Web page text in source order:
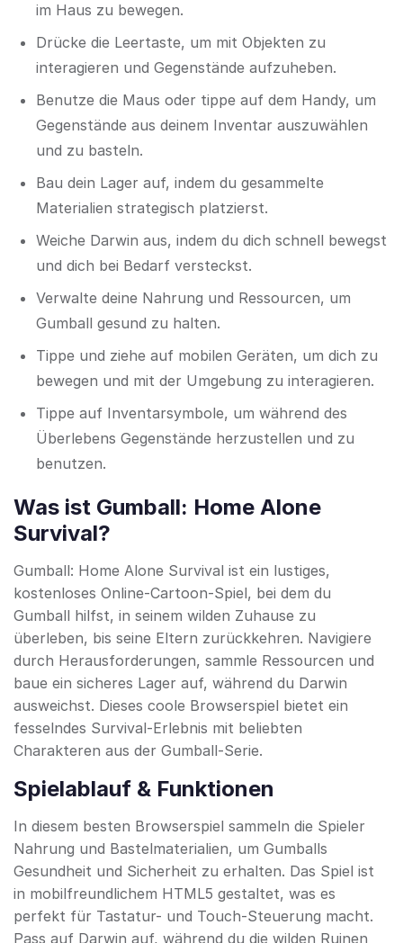
im Haus zu bewegen.
Drücke die Leertaste, um mit Objekten zu
interagieren und Gegenstände aufzuheben.
Benutze die Maus oder tippe auf dem Handy, um
Gegenstände aus deinem Inventar auszuwählen
und zu basteln.
Bau dein Lager auf, indem du gesammelte
Materialien strategisch platzierst.
Weiche Darwin aus, indem du dich schnell bewegst
und dich bei Bedarf versteckst.
Verwalte deine Nahrung und Ressourcen, um
Gumball gesund zu halten.
Tippe und ziehe auf mobilen Geräten, um dich zu
bewegen und mit der Umgebung zu interagieren.
Tippe auf Inventarsymbole, um während des
Überlebens Gegenstände herzustellen und zu
benutzen.
Was ist Gumball: Home Alone
Survival?
Gumball: Home Alone Survival ist ein lustiges,
kostenloses Online-Cartoon-Spiel, bei dem du
Gumball hilfst, in seinem wilden Zuhause zu
überleben, bis seine Eltern zurückkehren. Navigiere
durch Herausforderungen, sammle Ressourcen und
baue ein sicheres Lager auf, während du Darwin
ausweichst. Dieses coole Browserspiel bietet ein
fesselndes Survival-Erlebnis mit beliebten
Charakteren aus der Gumball-Serie.
Spielablauf & Funktionen
In diesem besten Browserspiel sammeln die Spieler
Nahrung und Bastelmaterialien, um Gumballs
Gesundheit und Sicherheit zu erhalten. Das Spiel ist
in mobilfreundlichem HTML5 gestaltet, was es
perfekt für Tastatur- und Touch-Steuerung macht.
Pass auf Darwin auf, während du die wilden Ruinen